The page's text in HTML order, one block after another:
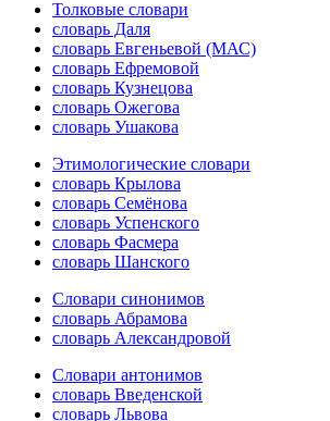
Толковые словари
словарь Даля
словарь Евгеньевой (МАС)
словарь Ефремовой
словарь Кузнецова
словарь Ожегова
словарь Ушакова
Этимологические словари
словарь Крылова
словарь Семёнова
словарь Успенского
словарь Фасмера
словарь Шанского
Словари синонимов
словарь Абрамова
словарь Александровой
Словари антонимов
словарь Введенской
словарь Львова